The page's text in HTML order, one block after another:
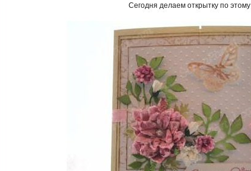
Сегодня делаем открытку по этому